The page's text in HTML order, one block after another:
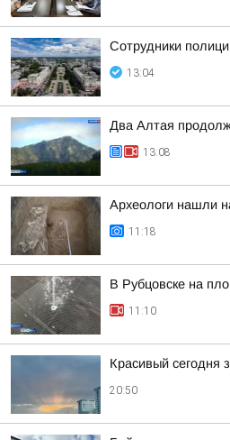
Сотрудники
13:04
Два Алтая
13:08
Археологи нашли
11:18
В Рубцовске на
11:10
Красивый сегодня
20:50